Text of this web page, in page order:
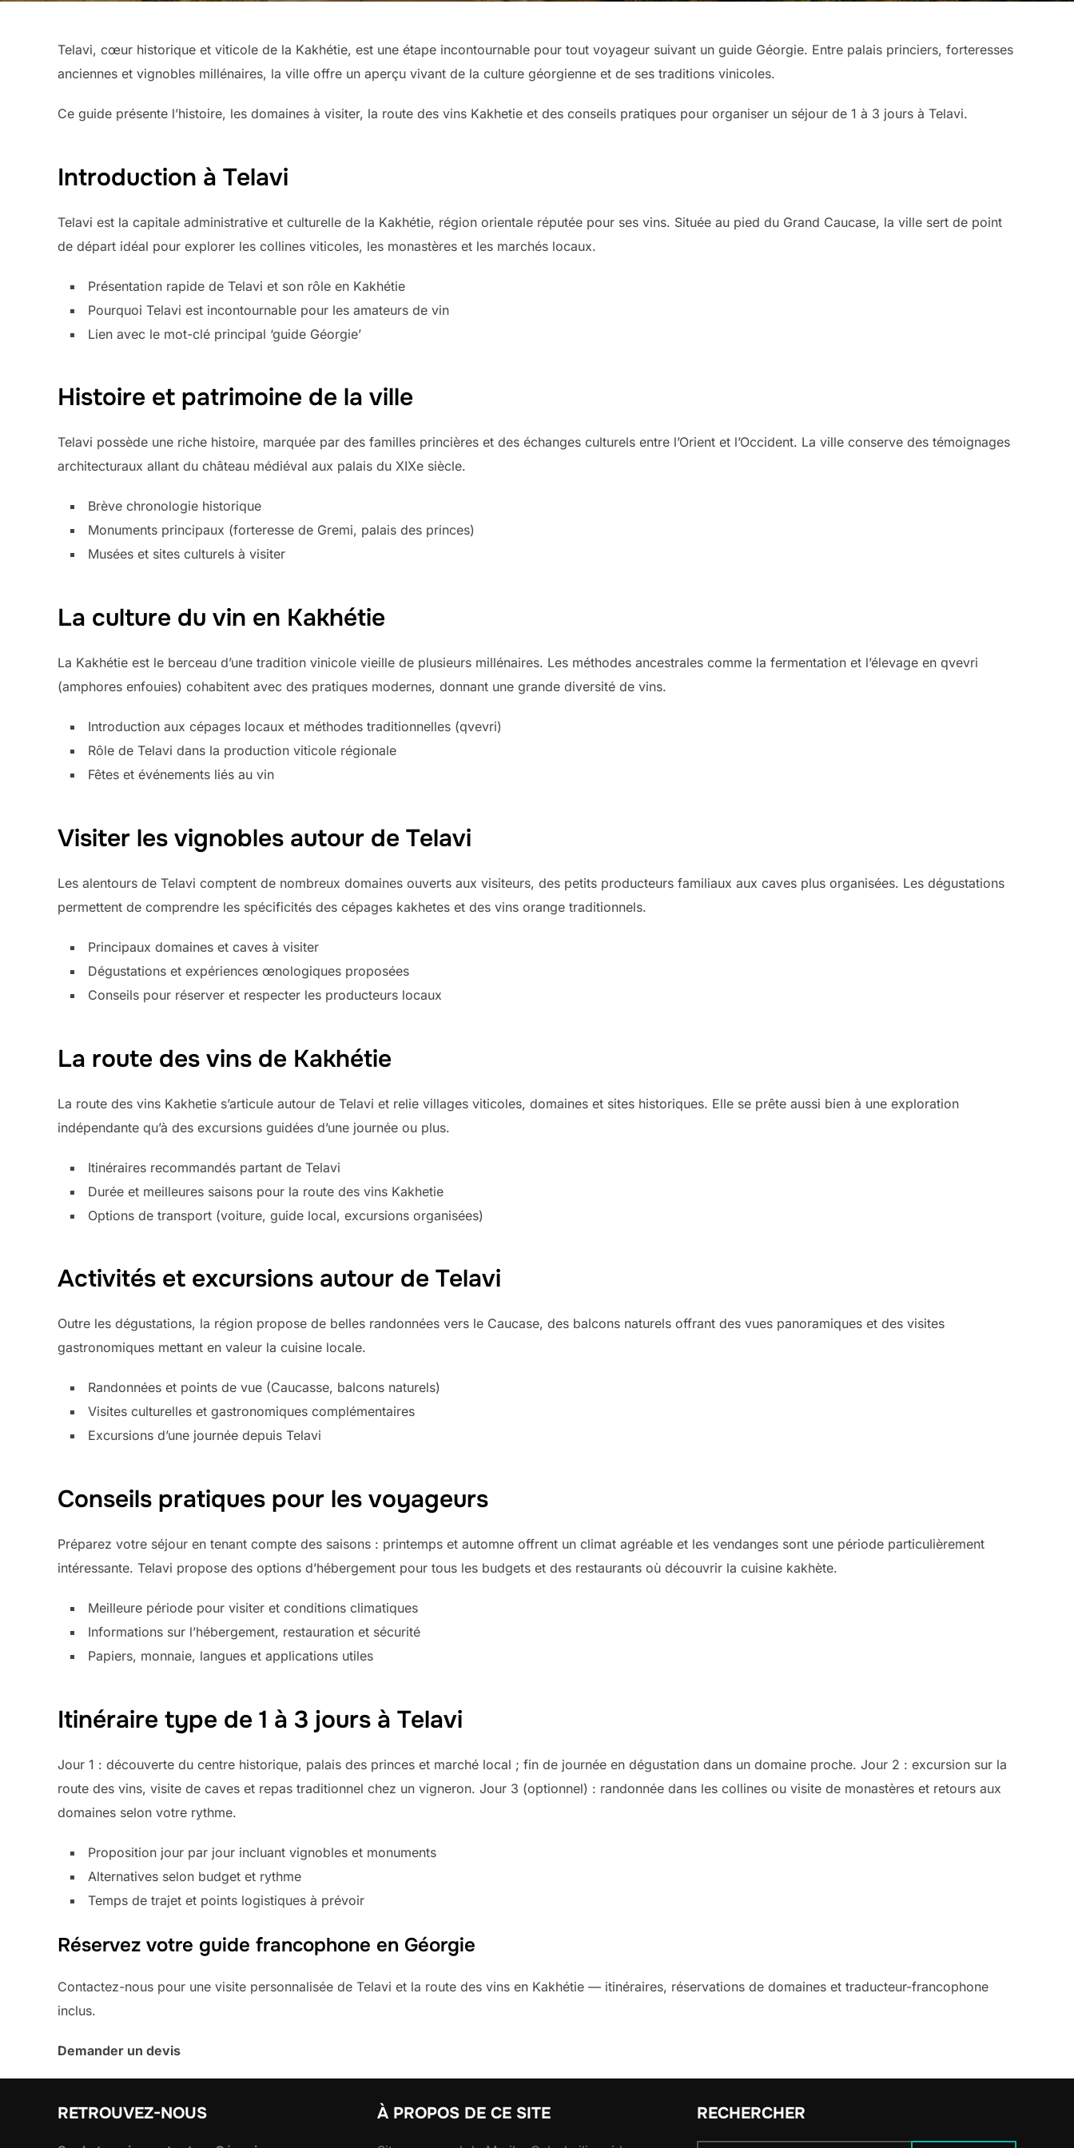
Telavi, cœur historique et viticole de la Kakhétie, est une étape incontournable pour tout voyageur suivant un guide Géorgie. Entre palais princiers, forteresses
anciennes et vignobles millénaires, la ville offre un aperçu vivant de la culture géorgienne et de ses traditions vinicoles.
Ce guide présente l’histoire, les domaines à visiter, la route des vins Kakhetie et des conseils pratiques pour organiser un séjour de 1 à 3 jours à Telavi.
Introduction à Telavi
Telavi est la capitale administrative et culturelle de la Kakhétie, région orientale réputée pour ses vins. Située au pied du Grand Caucase, la ville sert de point
de départ idéal pour explorer les collines viticoles, les monastères et les marchés locaux.
Présentation rapide de Telavi et son rôle en Kakhétie
Pourquoi Telavi est incontournable pour les amateurs de vin
Lien avec le mot-clé principal ‘guide Géorgie’
Histoire et patrimoine de la ville
Telavi possède une riche histoire, marquée par des familles princières et des échanges culturels entre l’Orient et l’Occident. La ville conserve des témoignages
architecturaux allant du château médiéval aux palais du XIXe siècle.
Brève chronologie historique
Monuments principaux (forteresse de Gremi, palais des princes)
Musées et sites culturels à visiter
La culture du vin en Kakhétie
La Kakhétie est le berceau d’une tradition vinicole vieille de plusieurs millénaires. Les méthodes ancestrales comme la fermentation et l’élevage en qvevri
(amphores enfouies) cohabitent avec des pratiques modernes, donnant une grande diversité de vins.
Introduction aux cépages locaux et méthodes traditionnelles (qvevri)
Rôle de Telavi dans la production viticole régionale
Fêtes et événements liés au vin
Visiter les vignobles autour de Telavi
Les alentours de Telavi comptent de nombreux domaines ouverts aux visiteurs, des petits producteurs familiaux aux caves plus organisées. Les dégustations
permettent de comprendre les spécificités des cépages kakhetes et des vins orange traditionnels.
Principaux domaines et caves à visiter
Dégustations et expériences œnologiques proposées
Conseils pour réserver et respecter les producteurs locaux
La route des vins de Kakhétie
La route des vins Kakhetie s’articule autour de Telavi et relie villages viticoles, domaines et sites historiques. Elle se prête aussi bien à une exploration
indépendante qu’à des excursions guidées d’une journée ou plus.
Itinéraires recommandés partant de Telavi
Durée et meilleures saisons pour la route des vins Kakhetie
Options de transport (voiture, guide local, excursions organisées)
Activités et excursions autour de Telavi
Outre les dégustations, la région propose de belles randonnées vers le Caucase, des balcons naturels offrant des vues panoramiques et des visites
gastronomiques mettant en valeur la cuisine locale.
Randonnées et points de vue (Caucasse, balcons naturels)
Visites culturelles et gastronomiques complémentaires
Excursions d’une journée depuis Telavi
Conseils pratiques pour les voyageurs
Préparez votre séjour en tenant compte des saisons : printemps et automne offrent un climat agréable et les vendanges sont une période particulièrement
intéressante. Telavi propose des options d’hébergement pour tous les budgets et des restaurants où découvrir la cuisine kakhète.
Meilleure période pour visiter et conditions climatiques
Informations sur l’hébergement, restauration et sécurité
Papiers, monnaie, langues et applications utiles
Itinéraire type de 1 à 3 jours à Telavi
Jour 1 : découverte du centre historique, palais des princes et marché local ; fin de journée en dégustation dans un domaine proche. Jour 2 : excursion sur la
route des vins, visite de caves et repas traditionnel chez un vigneron. Jour 3 (optionnel) : randonnée dans les collines ou visite de monastères et retours aux
domaines selon votre rythme.
Proposition jour par jour incluant vignobles et monuments
Alternatives selon budget et rythme
Temps de trajet et points logistiques à prévoir
Réservez votre guide francophone en Géorgie
Contactez-nous pour une visite personnalisée de Telavi et la route des vins en Kakhétie — itinéraires, réservations de domaines et traducteur-francophone
inclus.
Demander un devis
RETROUVEZ-NOUS À PROPOS DE CE SITE RECHERCHER